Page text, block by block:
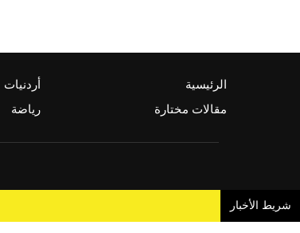
شريط الأخبار
الرئيسية أردنيات
مقالات مختارة
رياضة